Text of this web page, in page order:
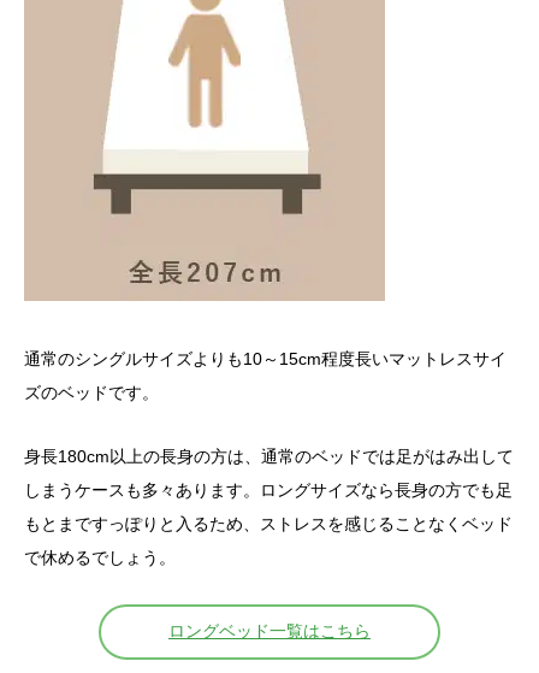
通常のシングルサイズよりも10～15cm程度長いマットレスサイ
ズのベッドです。
身長180cm以上の長身の方は、通常のベッドでは足がはみ出して
しまうケースも多々あります。ロングサイズなら長身の方でも足
もとまですっぽりと入るため、ストレスを感じることなくベッド
で休めるでしょう。
ロングベッド一覧はこちら